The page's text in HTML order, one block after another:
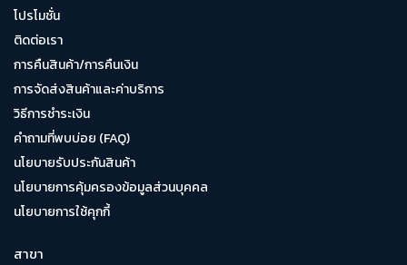
โปรโมชั่น
ติดต่อเรา
การคืนสินค้า/การคืนเงิน
การจัดส่งสินค้าและค่าบริการ
วิธีการชำระเงิน
คำถามที่พบบ่อย (FAQ)
นโยบายรับประกันสินค้า
นโยบายการคุ้มครองข้อมูลส่วนบุคคล
นโยบายการใช้คุกกี้
สาขา